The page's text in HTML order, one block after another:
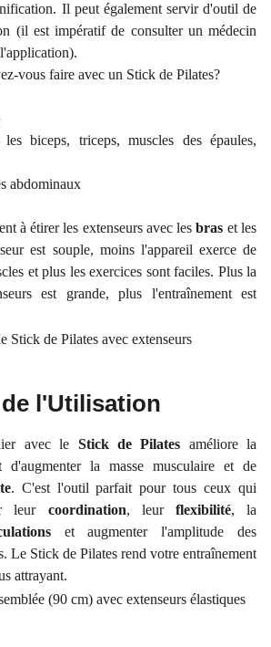
Il peut également servir d'outil de
(il est impératif de consulter un médecin
vous faire avec un Stick de Pilates?
biceps, triceps, muscles des épaules,
abdominaux
à étirer les extenseurs avec lesbras et les
est souple, moins l'appareil exerce de
et plus les exercices sont faciles. Plus la
est grande, plus l'entraînement est
l'Utilisation
avec le Stick de Pilates améliore la
d'augmenter la masse musculaire et de
. C'est l'outil parfait pour tous ceux qui
leur coordination, leur flexibilité, la
et augmenter l'amplitude des
Le Stick de Pilates rend votre entraînement
attrayant.